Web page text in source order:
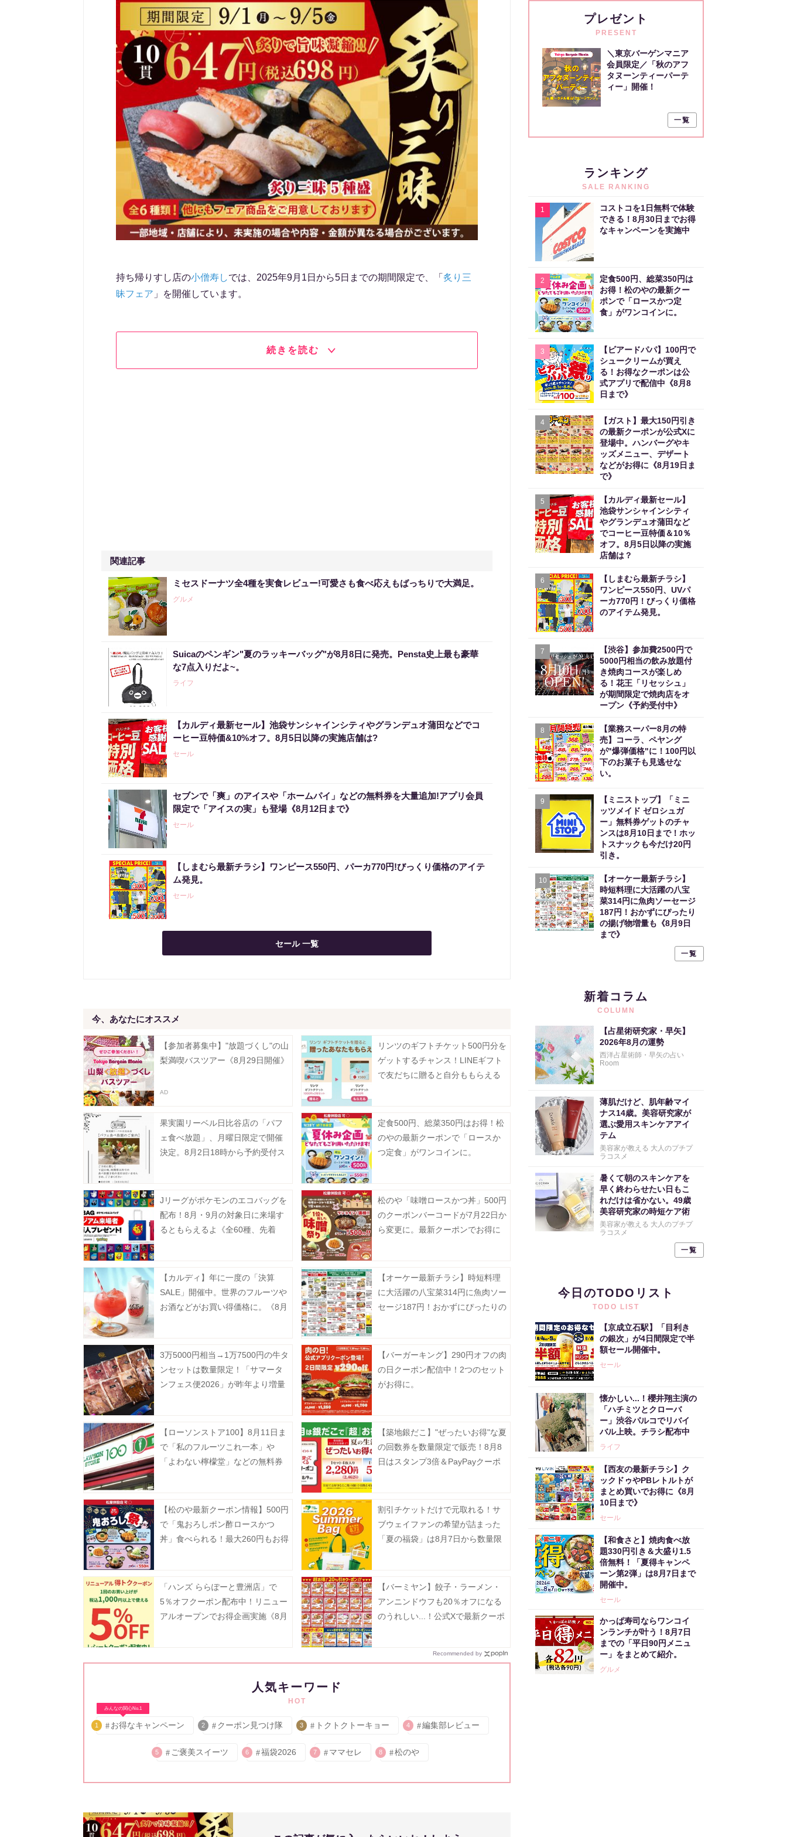
持ち帰りすし店の小僧寿しでは、2025年9月1日から5日までの期間限定で、「 炙り三
昧フェア 」を開催しています。
続きを読む
関連記事
ミセスドーナツ全4種を実食レビュー!可愛さも食べ応えもばっちりで大満足。
グルメ
Suicaのペンギン"夏のラッキーバッグ"が8月8日に発売。Pensta史上最も豪華
な7点入りだよ~。
ライフ
【カルディ最新セール】池袋サンシャインシティやグランデュオ蒲田などでコ
ーヒー豆特価&10%オフ。8月5日以降の実施店舗は?
セール
セブンで「爽」のアイスや「ホームパイ」などの無料券を大量追加!アプリ会員
限定で「アイスの実」も登場《8月12日まで》
セール
【しまむら最新チラシ】ワンピース550円、パーカ770円!びっくり価格のアイテ
ム発見。
セール
セール 一覧
今、あなたにオススメ
【参加者募集中】"放題づくし"の山
梨満喫バスツアー《8月29日開催》
リンツのギフトチケット500円分を
ゲットするチャンス！LINEギフト
で友だちに贈ると自分ももらえる
果実園リーベル日比谷店の「パフ
ェ食べ放題」、月曜日限定で開催
決定。8月2日18時から予約受付ス
定食500円、総菜350円はお得！松
のやの最新クーポンで「ロースか
つ定食」がワンコインに。
Jリーグがポケモンのエコバッグを
配布！8月・9月の対象日に来場す
るともらえるよ《全60種、先着
松のや「味噌ロースかつ丼」500円
のクーポンバーコードが7月22日か
ら変更に。最新クーポンでお得に
【カルディ】年に一度の「決算
SALE」開催中。世界のフルーツや
お酒などがお買い得価格に。《8月
【オーケー最新チラシ】時短料理
に大活躍の八宝菜314円に魚肉ソー
セージ187円！おかずにぴったりの
3万5000円相当→1万7500円の牛タ
ンセットは数量限定！「サマータ
ンフェス便2026」が昨年より増量
【バーガーキング】290円オフの肉
の日クーポン配信中！2つのセット
がお得に。
【ローソンストア100】8月11日ま
で「私のフルーツこれ一本」や
「よわない檸檬堂」などの無料券
【築地銀だこ】"ぜったいお得"な夏
の回数券を数量限定で販売！8月8
日はスタンプ3倍＆PayPayクーポ
【松のや最新クーポン情報】500円
で「鬼おろしポン酢ロースかつ
丼」食べられる！最大260円もお得
割引チケットだけで元取れる！サ
ブウェイファンの希望が詰まった
「夏の福袋」は8月7日から数量限
「ハンズ ららぽーと豊洲店」で
5％オフクーポン配布中！リニュー
アルオープンでお得企画実施《8月
【バーミヤン】餃子・ラーメン・
アンニンドウフも20％オフになる
のうれしい...！公式Xで最新クーポ
Recommended by
人気キーワード
HOT
みんなの関心No.1
1 お得なキャンペーン 2 クーポン見つけ隊 3 トクトクトーキョー 4 編集部レビュー
5 ご褒美スイーツ 6 福袋2026 7 ママセレ 8 松のや
プレゼント
PRESENT
＼東京バーゲンマニア
会員限定／「秋のアフ
タヌーンティーパーテ
ィー」開催！
一覧
ランキング
SALE RANKING
1
コストコを1日無料で体験
できる！8月30日までお得
なキャンペーンを実施中
2
定食500円、総菜350円は
お得！松のやの最新クー
ポンで「ロースかつ定
食」がワンコインに。
3
【ビアードパパ】100円で
シュークリームが買え
る！お得なクーポンは公
式アプリで配信中《8月8
日まで》
4
【ガスト】最大150円引き
の最新クーポンが公式Xに
登場中。ハンバーグやキ
ッズメニュー、デザート
などがお得に《8月19日ま
で》
5
【カルディ最新セール】
池袋サンシャインシティ
やグランデュオ蒲田など
でコーヒー豆特価＆10％
オフ。8月5日以降の実施
店舗は？
6
【しまむら最新チラシ】
ワンピース550円、UVパ
ーカ770円！びっくり価格
のアイテム発見。
7
【渋谷】参加費2500円で
5000円相当の飲み放題付
き焼肉コースが楽しめ
る！花王「リセッシュ」
が期間限定で焼肉店をオ
ープン《予約受付中》
8
【業務スーパー8月の特
売】コーラ、ペヤング
が"爆弾価格"に！100円以
下のお菓子も見逃せな
い。
9
【ミニストップ】「ミニ
ッツメイド ゼロシュガ
ー」無料券ゲットのチャ
ンスは8月10日まで！ホッ
トスナックも今だけ20円
引き。
10
【オーケー最新チラシ】
時短料理に大活躍の八宝
菜314円に魚肉ソーセージ
187円！おかずにぴったり
の揚げ物増量も《8月9日
まで》
一覧
新着コラム
COLUMN
【占星術研究家・早矢】
2026年8月の運勢
西洋占星術師・早矢の占い
Room
薄肌だけど、肌年齢マイ
ナス14歳。美容研究家が
選ぶ愛用スキンケアアイ
テム
美容家が教える 大人のプチプ
ラコスメ
暑くて朝のスキンケアを
早く終わらせたい日もこ
れだけは省かない。49歳
美容研究家の時短ケア術
美容家が教える 大人のプチプ
ラコスメ
一覧
今日のTODOリスト
TODO LIST
【京成立石駅】「目利き
の銀次」が4日間限定で半
額セール開催中。
セール
懐かしい...！櫻井翔主演の
「ハチミツとクローバ
ー」渋谷パルコでリバイ
バル上映。チラシ配布中
ライフ
【西友の最新チラシ】ク
ックドゥやPBレトルトが
まとめ買いでお得に《8月
10日まで》
セール
【和食さと】焼肉食べ放
題330円引き＆大盛り1.5
倍無料！「夏得キャンペ
ーン第2弾」は8月7日まで
開催中。
セール
かっぱ寿司ならワンコイ
ンランチが叶う！8月7日
までの「平日90円メニュ
ー」をまとめて紹介。
グルメ